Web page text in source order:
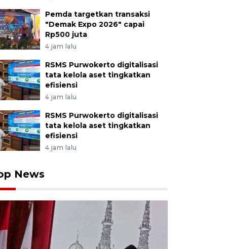
Pemda targetkan transaksi
"Demak Expo 2026" capai
Rp500 juta
4 jam lalu
RSMS Purwokerto digitalisasi
tata kelola aset tingkatkan
efisiensi
4 jam lalu
RSMS Purwokerto digitalisasi
tata kelola aset tingkatkan
efisiensi
4 jam lalu
News